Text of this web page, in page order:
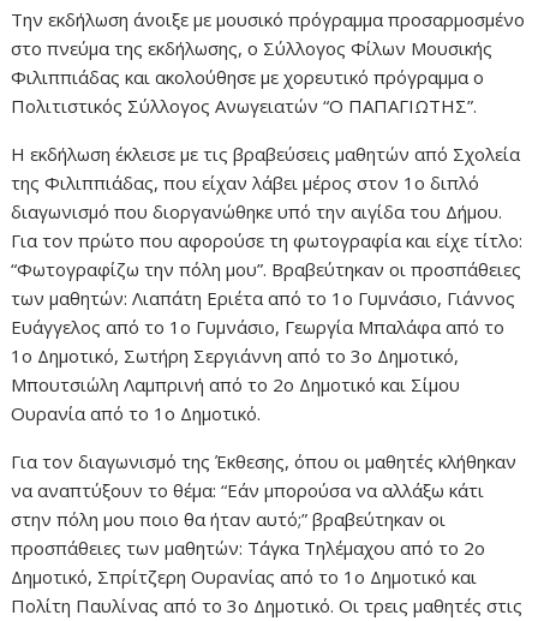
Την εκδήλωση άνοιξε με μουσικό πρόγραμμα προσαρμοσμένο
στο πνεύμα της εκδήλωσης, ο Σύλλογος Φίλων Μουσικής
Φιλιππιάδας και ακολούθησε με χορευτικό πρόγραμμα ο
Πολιτιστικός Σύλλογος Ανωγειατών “Ο ΠΑΠΑΓΙΩΤΗΣ”.
Η εκδήλωση έκλεισε με τις βραβεύσεις μαθητών από Σχολεία
της Φιλιππιάδας, που είχαν λάβει μέρος στον 1ο διπλό
διαγωνισμό που διοργανώθηκε υπό την αιγίδα του Δήμου.
Για τον πρώτο που αφορούσε τη φωτογραφία και είχε τίτλο:
“Φωτογραφίζω την πόλη μου”. Βραβεύτηκαν οι προσπάθειες
των μαθητών: Λιαπάτη Εριέτα από το 1ο Γυμνάσιο, Γιάννος
Ευάγγελος από το 1ο Γυμνάσιο, Γεωργία Μπαλάφα από το
1ο Δημοτικό, Σωτήρη Σεργιάννη από το 3ο Δημοτικό,
Μπουτσιώλη Λαμπρινή από το 2ο Δημοτικό και Σίμου
Ουρανία από το 1ο Δημοτικό.
Για τον διαγωνισμό της Έκθεσης, όπου οι μαθητές κλήθηκαν
να αναπτύξουν το θέμα: “Εάν μπορούσα να αλλάξω κάτι
στην πόλη μου ποιο θα ήταν αυτό;” βραβεύτηκαν οι
προσπάθειες των μαθητών: Τάγκα Τηλέμαχου από το 2ο
Δημοτικό, Σπρίτζερη Ουρανίας από το 1ο Δημοτικό και
Πολίτη Παυλίνας από το 3ο Δημοτικό. Οι τρεις μαθητές στις